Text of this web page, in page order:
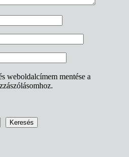
weboldalcímem mentése a
Keresés